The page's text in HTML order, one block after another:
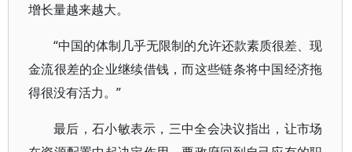
增长量越来越大。
“中国的体制几乎无限制的允许还款素质很差、现
金流很差的企业继续借钱，而这些链条将中国经济拖
得很没有活力。”
最后，石小敏表示，三中全会决议指出，让市场